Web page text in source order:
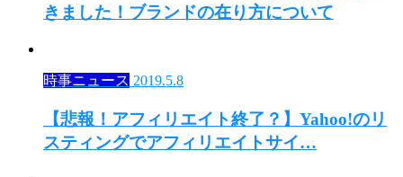
きました！ブランドの在り方について
時事ニュース 2019.5.8
【悲報！アフィリエイト終了？】Yahoo!のリ
スティングでアフィリエイトサイ…